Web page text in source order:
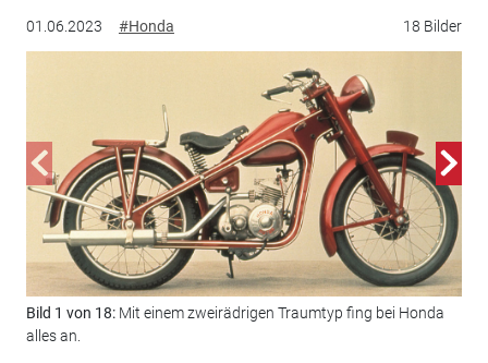
01.06.2023 #Honda 18 Bilder
Bild 1 von 18: Mit einem zweirädrigen Traumtyp fing bei Honda
alles an.